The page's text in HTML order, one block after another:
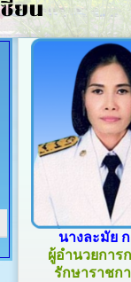
นางละมัย
ผู้อำนวยการ
รักษาราชก